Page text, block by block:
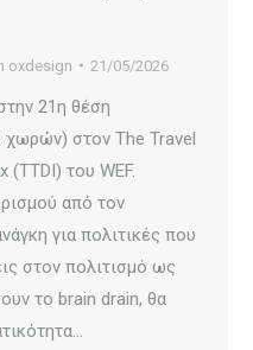
oxdesign 21/05/2026
21η θέση
στον The Travel
του WEF.
από τον
για πολιτικές που
στον πολιτισμό ως
το brain drain, θα